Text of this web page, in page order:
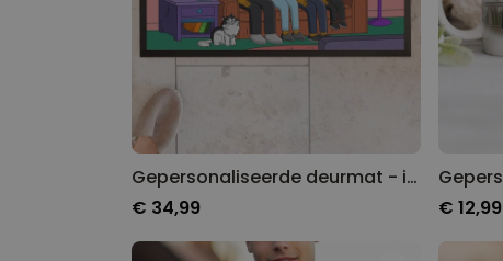
Gepersonaliseerde deurmat - illustratie cartoon familie
€ 34,99
€ 12,99